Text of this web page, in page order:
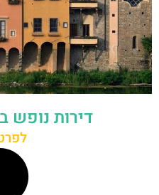
דירות נופש